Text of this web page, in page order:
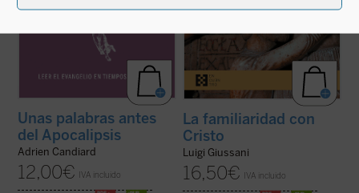
Unas palabras antes
del Apocalipsis
Adrien Candiard
12,00€ IVA incluido
La familiaridad con
Cristo
Luigi Giussani
16,50€ IVA incluido